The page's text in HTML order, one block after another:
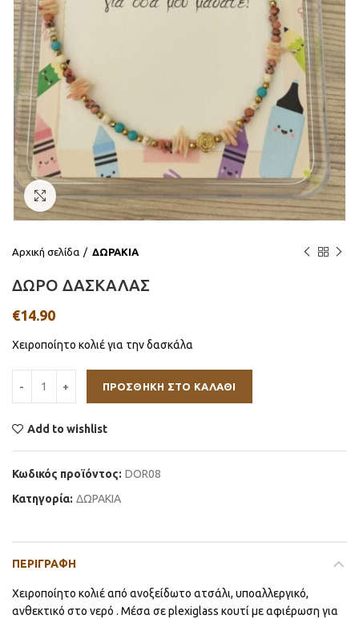
Click to enlarge
Αρχική σελίδα ΔΩΡΑΚΙΑ
ΔΩΡΟ ΔΑΣΚΑΛΑΣ
€14.90
Χειροποίητο κολιέ για την δασκάλα
ΠΡΟΣΘΉΚΗ ΣΤΟ ΚΑΛΆΘΙ
Add to wishlist
Κωδικός προϊόντος: DOR08
Κατηγορία: ΔΩΡΑΚΙΑ
ΠΕΡΙΓΡΑΦΉ
Χειροποίητο κολιέ από ανοξείδωτο ατσάλι, υποαλλεργικό,
ανθεκτικό στο νερό . Μέσα σε plexiglass κουτί με αφιέρωση για